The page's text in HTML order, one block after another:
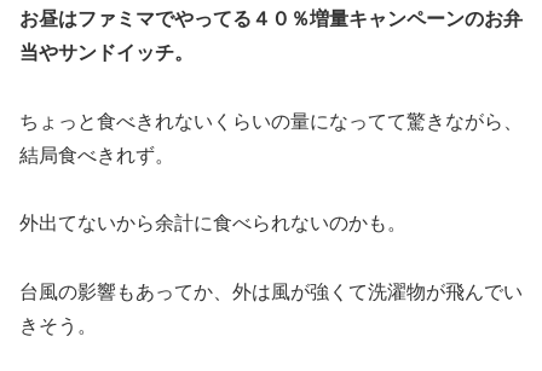
お昼はファミマでやってる４０％増量キャンペーンのお弁
当やサンドイッチ。
ちょっと食べきれないくらいの量になってて驚きながら、
結局食べきれず。
外出てないから余計に食べられないのかも。
台風の影響もあってか、外は風が強くて洗濯物が飛んでい
きそう。